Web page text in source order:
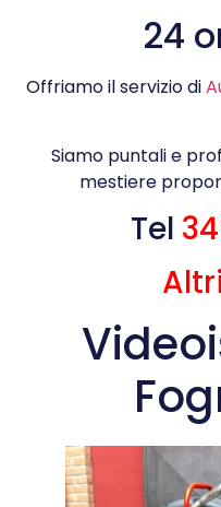
24
Offriamo il servizio di
Siamo puntali e
mestiere
Tel